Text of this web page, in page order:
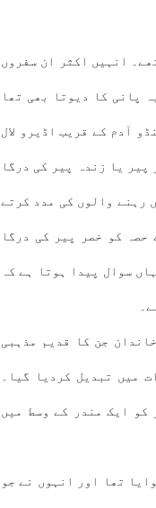
انہیں اکثر ان سفروں
پانی کا دیوتا بھی تھا
آدم کے قریب اڈیرو لال
یا زندہ پیر کی درگا
رہنے والوں کی مدد کرتے
حصہ کو خصر پیر کی درگا
سوال پیدا ہوتا ہے کہ
جن کا قدیم مذہبی
میں تبدیل کردیا گیا۔
کو ایک مندر کے وسط میں
تھا اور انہوں نے جو